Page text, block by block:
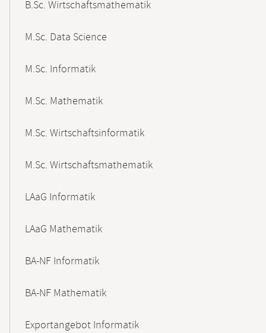
B.Sc. Wirtschaftsmathematik
M.Sc. Data Science
M.Sc. Informatik
M.Sc. Mathematik
M.Sc. Wirtschaftsinformatik
M.Sc. Wirtschaftsmathematik
LAaG Informatik
LAaG Mathematik
BA-NF Informatik
BA-NF Mathematik
Exportangebot Informatik